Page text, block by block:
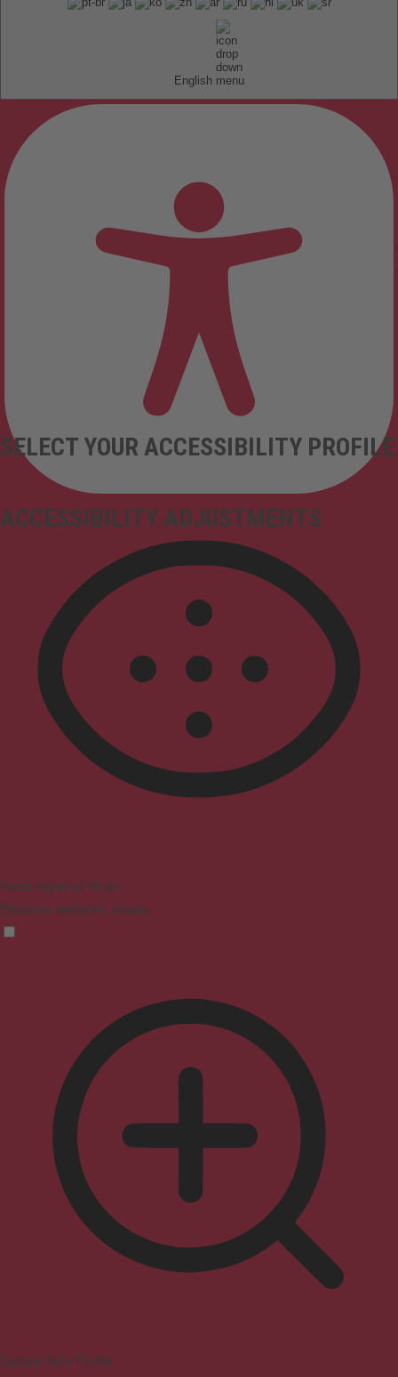
English
ACCESSIBILITY ADJUSTMENTS
SELECT YOUR ACCESSIBILITY PROFILE
Vision Impaired Mode
Enhances website's visuals
Seizure Safe Profile